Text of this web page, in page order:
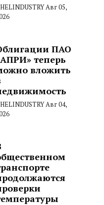
Авг 05,
ПАО
теперь
вложить
Авг 04,